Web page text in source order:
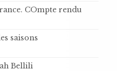
COmpte rendu
saisons
Bellili